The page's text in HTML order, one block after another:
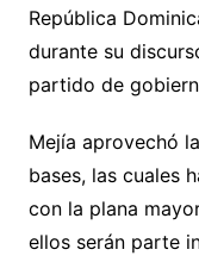
República
durante su
partido de
Mejía aprovechó
bases, las cuales
con la plana
ellos serán parte